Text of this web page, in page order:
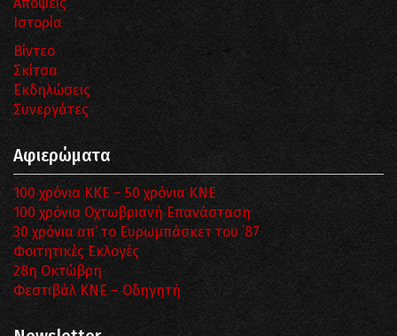
Ιστορία
Βίντεο
Σκίτσα
Εκδηλώσεις
Συνεργάτες
Αφιερώματα
100 χρόνια ΚΚΕ – 50 χρόνια ΚΝΕ
100 χρόνια Οχτωβριανή Επανάσταση
30 χρόνια απ’ το Ευρωμπάσκετ του ΄87
Φοιτητικές Εκλογές
28η Οκτώβρη
Φεστιβάλ ΚΝΕ – Οδηγητή